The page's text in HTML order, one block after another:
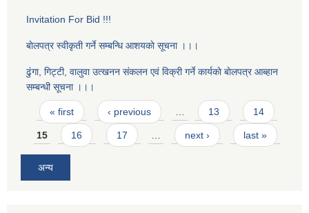
Invitation For Bid !!!
बाेलपत्र स्वीकृती गर्ने सम्बन्धि आशयकाे सूचना ।।।
ढुंगा, गिट्टी, वालुवा उत्खनन संकलन एवं विक्री गर्ने कार्यकाे बाेलपत्र आब्हान
सम्बन्धी सूचना ।।।
Pages
« first ‹ previous … 13 14
15 16 17 … next › last »
अन्य